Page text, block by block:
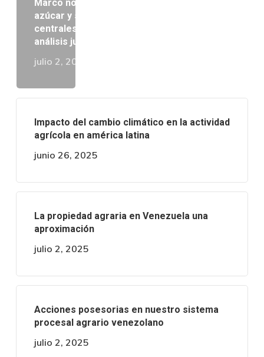
Marco normativo del cultivo de caña de
azúcar y su procesamiento por los
centrales azucareros en Venezuela: Un
análisis jurídico comparado
julio 2, 2025
Impacto del cambio climático en la actividad
agrícola en américa latina
junio 26, 2025
La propiedad agraria en Venezuela una
aproximación
julio 2, 2025
Acciones posesorias en nuestro sistema
procesal agrario venezolano
julio 2, 2025